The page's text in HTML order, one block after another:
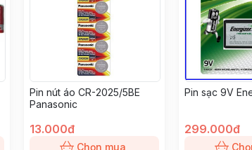
Pin nút áo CR-2025/5BE
Panasonic
13.000đ
Chọn mua
Pin sạc 9V
299.000đ